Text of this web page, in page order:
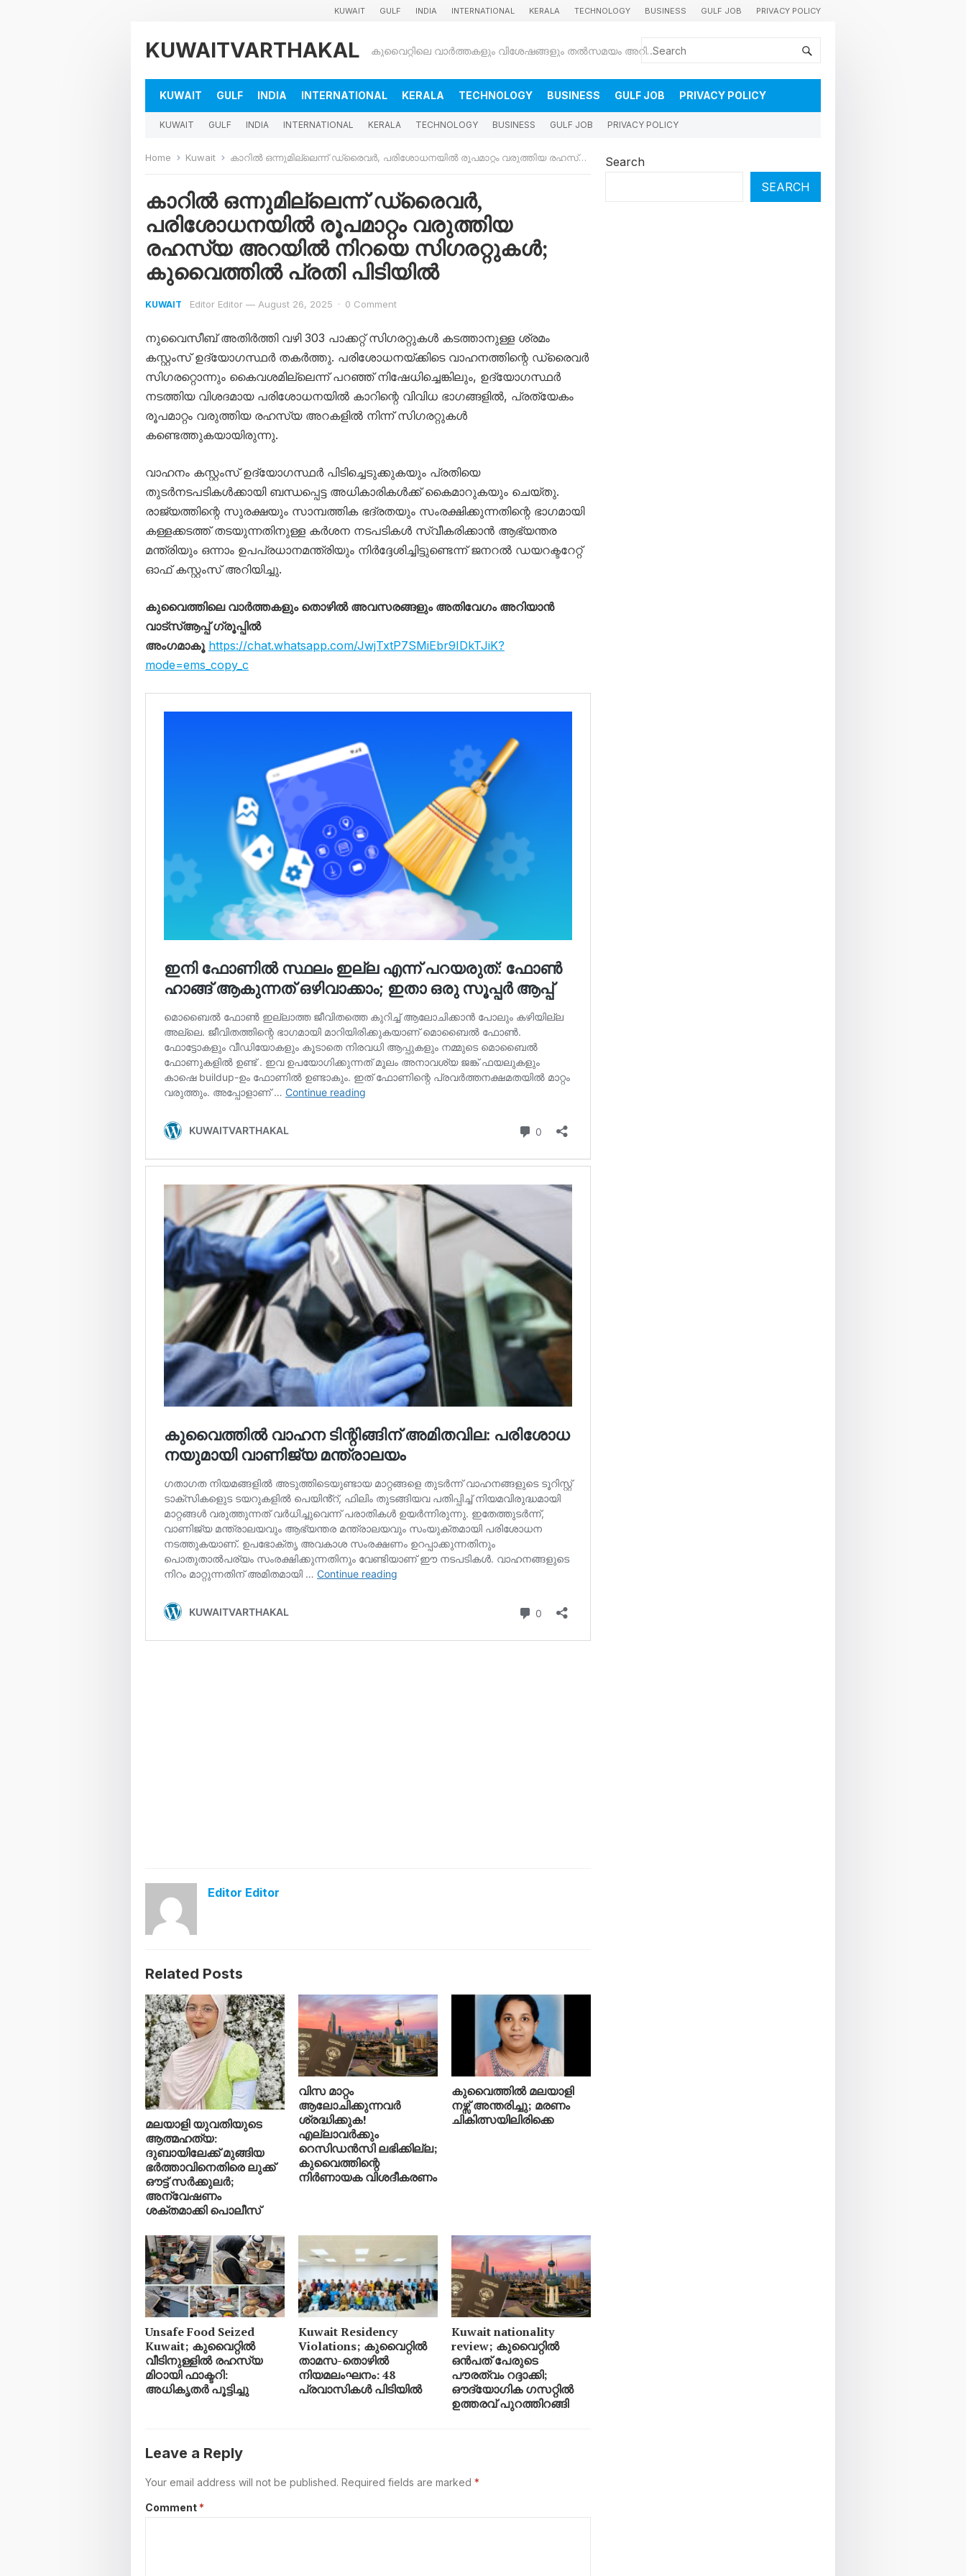
KUWAIT GULF INDIA INTERNATIONAL KERALA TECHNOLOGY BUSINESS GULF JOB PRIVACY POLICY
KUWAITVARTHAKAL കുവൈറ്റിലെ വാർത്തകളും വിശേഷങ്ങളും തൽസമയം അറിയാൻ
KUWAIT GULF INDIA INTERNATIONAL KERALA TECHNOLOGY BUSINESS GULF JOB PRIVACY POLICY
KUWAIT GULF INDIA INTERNATIONAL KERALA TECHNOLOGY BUSINESS GULF JOB PRIVACY POLICY
Home Kuwait കാറിൽ ഒന്നുമില്ലെന്ന് ഡ്രൈവർ, പരിശോധനയിൽ രൂപമാറ്റം വരുത്തിയ രഹസ്യ അറയിൽ നിറയെ സി​ഗരറ്റുകൾ; കുവൈത്തിൽ പ്രതി പിടിയിൽ
കാറിൽ ഒന്നുമില്ലെന്ന് ഡ്രൈവർ,
പരിശോധനയിൽ രൂപമാറ്റം വരുത്തിയ
രഹസ്യ അറയിൽ നിറയെ സി​ഗരറ്റുകൾ;
കുവൈത്തിൽ പ്രതി പിടിയിൽ
KUWAIT Editor Editor — August 26, 2025 · 0 Comment
നുവൈസീബ് അതിർത്തി വഴി 303 പാക്കറ്റ് സിഗരറ്റുകൾ കടത്താനുള്ള ശ്രമം
കസ്റ്റംസ് ഉദ്യോഗസ്ഥർ തകർത്തു. പരിശോധനയ്ക്കിടെ വാഹനത്തിന്റെ ഡ്രൈവർ
സിഗരറ്റൊന്നും കൈവശമില്ലെന്ന് പറഞ്ഞ് നിഷേധിച്ചെങ്കിലും, ഉദ്യോഗസ്ഥർ
നടത്തിയ വിശദമായ പരിശോധനയിൽ കാറിന്റെ വിവിധ ഭാഗങ്ങളിൽ, പ്രത്യേകം
രൂപമാറ്റം വരുത്തിയ രഹസ്യ അറകളിൽ നിന്ന് സിഗരറ്റുകൾ
കണ്ടെത്തുകയായിരുന്നു.
വാഹനം കസ്റ്റംസ് ഉദ്യോഗസ്ഥർ പിടിച്ചെടുക്കുകയും പ്രതിയെ
തുടർനടപടികൾക്കായി ബന്ധപ്പെട്ട അധികാരികൾക്ക് കൈമാറുകയും ചെയ്തു.
രാജ്യത്തിന്റെ സുരക്ഷയും സാമ്പത്തിക ഭദ്രതയും സംരക്ഷിക്കുന്നതിന്റെ ഭാഗമായി
കള്ളക്കടത്ത് തടയുന്നതിനുള്ള കർശന നടപടികൾ സ്വീകരിക്കാൻ ആഭ്യന്തര
മന്ത്രിയും ഒന്നാം ഉപപ്രധാനമന്ത്രിയും നിർദ്ദേശിച്ചിട്ടുണ്ടെന്ന് ജനറൽ ഡയറക്ടറേറ്റ്
ഓഫ് കസ്റ്റംസ് അറിയിച്ചു.
കുവൈത്തിലെ വാർത്തകളും തൊഴിൽ അവസരങ്ങളും അതിവേഗം അറിയാൻ
വാട്സ്ആപ്പ് ഗ്രൂപ്പിൽ
അംഗമാകൂ https://chat.whatsapp.com/JwjTxtP7SMiEbr9IDkTJiK?
mode=ems_copy_c
Editor Editor
Related Posts
മലയാളി യുവതിയുടെ
ആത്മഹത്യ:
ദുബായിലേക്ക് മുങ്ങിയ
ഭർത്താവിനെതിരെ ലുക്ക്
ഔട്ട് സർക്കുലർ;
അന്വേഷണം
ശക്തമാക്കി പൊലീസ്
വിസ മാറ്റം
ആലോചിക്കുന്നവർ
ശ്രദ്ധിക്കുക!
എല്ലാവർക്കും
റെസിഡൻസി ലഭിക്കില്ല;
കുവൈത്തിന്റെ
നിർണായക വിശദീകരണം
കുവൈത്തിൽ മലയാളി
നഴ്സ് അന്തരിച്ചു; മരണം
ചികിത്സയിലിരിക്കെ
Unsafe Food Seized
Kuwait; കുവൈറ്റിൽ
വീടിനുള്ളിൽ രഹസ്യ
മിഠായി ഫാക്ടറി:
അധികൃതർ പൂട്ടിച്ചു
Kuwait Residency
Violations; കുവൈറ്റിൽ
താമസ-തൊഴിൽ
നിയമലംഘനം: 48
പ്രവാസികൾ പിടിയിൽ
Kuwait nationality
review; കുവൈറ്റിൽ
ഒൻപത് പേരുടെ
പൗരത്വം റദ്ദാക്കി;
ഔദ്യോഗിക ഗസറ്റിൽ
ഉത്തരവ് പുറത്തിറങ്ങി
Leave a Reply
Your email address will not be published. Required fields are marked *
Comment *
Search
SEARCH